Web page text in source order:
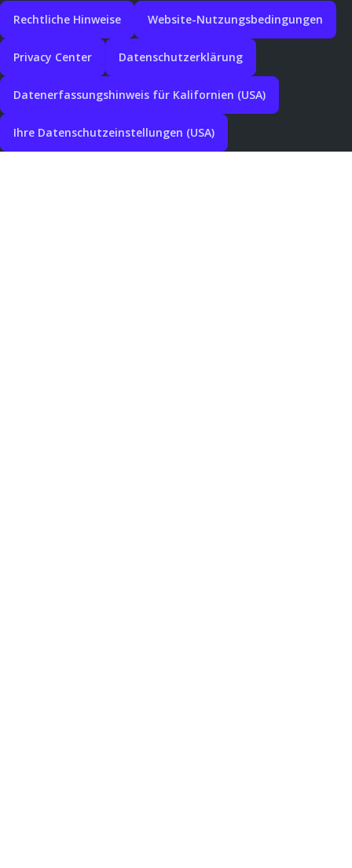
Rechtliche Hinweise Website-Nutzungsbedingungen
Privacy Center Datenschutzerklärung
Datenerfassungshinweis für Kalifornien (USA)
Ihre Datenschutzeinstellungen (USA)